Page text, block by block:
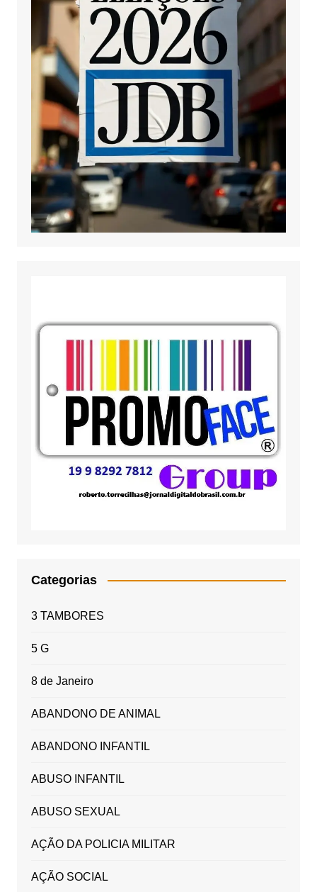
Categorias
3 TAMBORES
5 G
8 de Janeiro
ABANDONO DE ANIMAL
ABANDONO INFANTIL
ABUSO INFANTIL
ABUSO SEXUAL
AÇÃO DA POLICIA MILITAR
AÇÃO SOCIAL